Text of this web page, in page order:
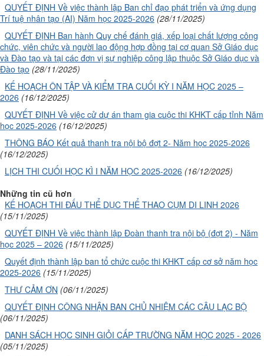
QUYẾT ĐỊNH Về việc thành lập Ban chỉ đạo phát triển và ứng dụng
Trí tuệ nhân tạo (AI) Năm học 2025-2026 (28/11/2025)
QUYẾT ĐỊNH Ban hành Quy chế đánh giá, xếp loại chất lượng công
chức, viên chức và người lao động hợp đồng tại cơ quan Sở Giáo dục
và Đào tạo và tại các đơn vị sự nghiệp công lập thuộc Sở Giáo dục và
Đào tạo (28/11/2025)
KẾ HOẠCH ÔN TẬP VÀ KIỂM TRA CUỐI KỲ I NĂM HỌC 2025 –
2026 (16/12/2025)
QUYẾT ĐỊNH Về việc cử dự án tham gia cuộc thi KHKT cấp tỉnh Năm
học 2025-2026 (16/12/2025)
THÔNG BÁO Kết quả thanh tra nội bộ đợt 2- Năm học 2025-2026
(16/12/2025)
LỊCH THI CUỐI HỌC KÌ I NĂM HỌC 2025-2026 (16/12/2025)
Những tin cũ hơn
KẾ HOẠCH THI ĐẤU THỂ DỤC THỂ THAO CỤM DI LINH 2026
(15/11/2025)
QUYẾT ĐỊNH Về việc thành lập Đoàn thanh tra nội bộ (đợt 2) - Năm
học 2025 – 2026 (15/11/2025)
Quyết định thành lập ban tổ chức cuộc thi KHKT cấp cơ sở năm học
2025-2026 (15/11/2025)
THƯ CẢM ƠN (06/11/2025)
QUYẾT ĐỊNH CÔNG NHẬN BAN CHỦ NHIỆM CÁC CÂU LẠC BỘ
(06/11/2025)
DANH SÁCH HỌC SINH GIỎI CẤP TRƯỜNG NĂM HỌC 2025 - 2026
(05/11/2025)